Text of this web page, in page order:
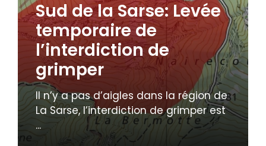
Sud de la Sarse: Levée
temporaire de
l’interdiction de
grimper
Il n’y a pas d’aigles dans la région de
La Sarse, l’interdiction de grimper est
...